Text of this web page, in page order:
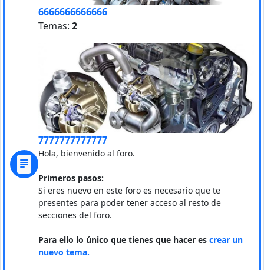
6666666666666
Temas: 2
7777777777777
Hola, bienvenido al foro.
Primeros pasos:
Si eres nuevo en este foro es necesario que te
presentes para poder tener acceso al resto de
secciones del foro.
Para ello lo único que tienes que hacer es crear un
nuevo tema.